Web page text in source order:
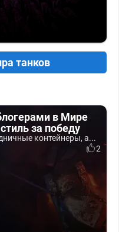
танков
в Мире
за победу
контейнеры, а...
2